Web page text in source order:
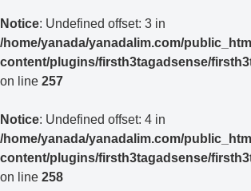
Notice: Undefined offset: 3 in
/home/yanada/yanadalim.com/
content/plugins/firsth3tagadsense/
on line 257
Notice: Undefined offset: 4 in
/home/yanada/yanadalim.com/
content/plugins/firsth3tagadsense/
on line 258